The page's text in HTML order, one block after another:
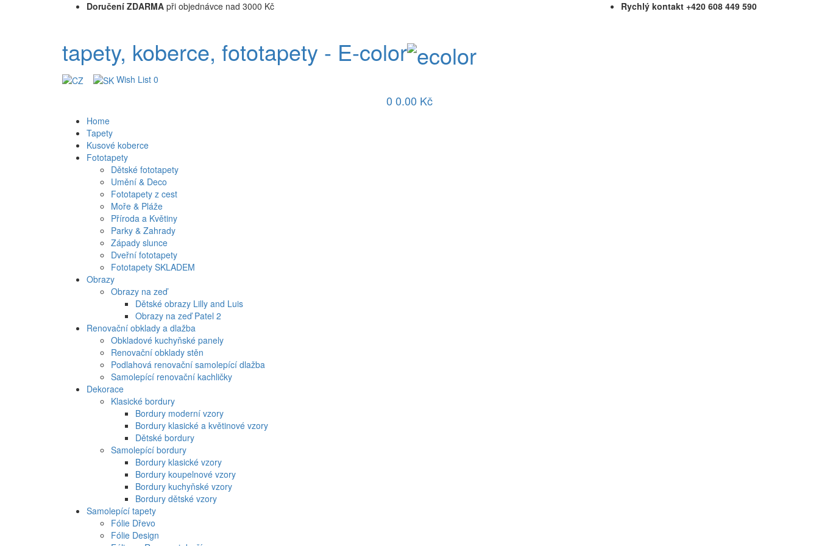
Doručení ZDARMA při objednávce nad 3000 Kč Rychlý kontakt +420 608 449 590
tapety, koberce, fototapety - E-color
Wish List 0
0 0.00 Kč
Home
Tapety
Kusové koberce
Fototapety
Dětské fototapety
Umění & Deco
Fototapety z cest
Moře & Pláže
Příroda a Květiny
Parky & Zahrady
Západy slunce
Dveřní fototapety
Fototapety SKLADEM
Obrazy
Obrazy na zeď
Dětské obrazy Lilly and Luis
Obrazy na zeď Patel 2
Renovační obklady a dlažba
Obkladové kuchyňské panely
Renovační obklady stěn
Podlahová renovační samolepící dlažba
Samolepící renovační kachličky
Dekorace
Klasické bordury
Bordury moderní vzory
Bordury klasické a květinové vzory
Dětské bordury
Samolepící bordury
Bordury klasické vzory
Bordury koupelnové vzory
Bordury kuchyňské vzory
Bordury dětské vzory
Samolepící tapety
Fólie Dřevo
Fólie Design